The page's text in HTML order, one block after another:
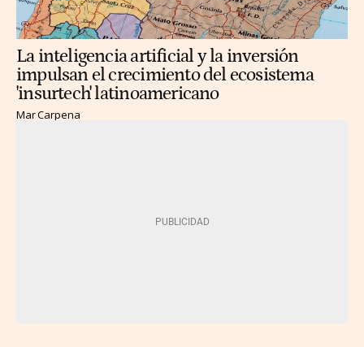
La inteligencia artificial y la inversión
impulsan el crecimiento del ecosistema
'insurtech' latinoamericano
Mar Carpena